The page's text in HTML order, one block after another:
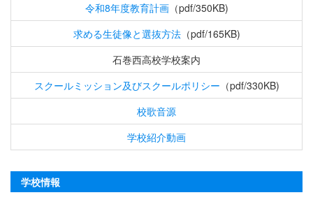
令和8年度教育計画（pdf/350KB)
求める生徒像と選抜方法（pdf/165KB)
石巻西高校学校案内
スクールミッション及びスクールポリシー （pdf/330KB)
校歌音源
学校紹介動画
学校情報